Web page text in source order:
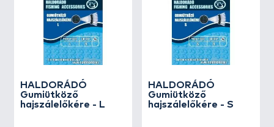
HALDORÁDÓ
Gumiütköző
hajszálelőkére - L
HALDORÁDÓ
Gumiütköző
hajszálelőkére - S